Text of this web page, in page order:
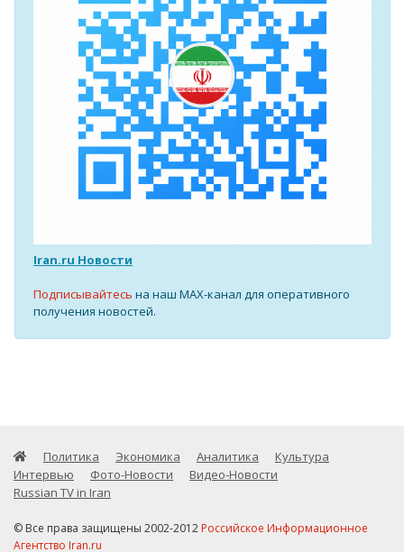
Iran.ru Новости
Подписывайтесь на наш MAX-канал для оперативного
получения новостей.
Политика Экономика Аналитика
Культура
Интервью
Фото-Новости
Видео-Новости
Russian TV in Iran
© Все права защищены 2002-2012 Российское Информационное
Агентство Iran.ru